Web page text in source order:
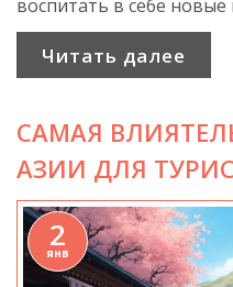
воспитать в себе новые
захватывающих дух
опасных экспедиций в
вид туризма не только
развитию, но и
развивая уверенность
к принятию решений в
Читать далее
САМАЯ
АЗИИ ДЛЯ
2
янв